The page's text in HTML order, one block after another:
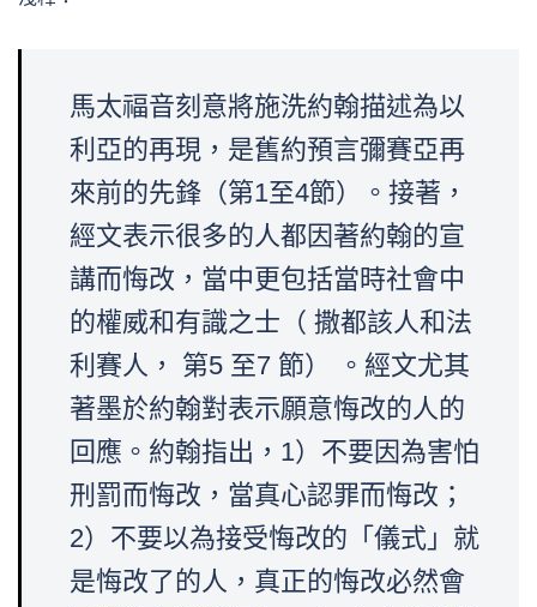
馬太福音刻意將施洗約翰描述為以
利亞的再現，是舊約預言彌賽亞再
來前的先鋒（第1至4節）。接著，
經文表示很多的人都因著約翰的宣
講而悔改，當中更包括當時社會中
的權威和有識之士（ 撒都該人和法
利賽人， 第5 至7 節） 。經文尤其
著墨於約翰對表示願意悔改的人的
回應。約翰指出，1）不要因為害怕
刑罰而悔改，當真心認罪而悔改；
2）不要以為接受悔改的「儀式」就
是悔改了的人，真正的悔改必然會